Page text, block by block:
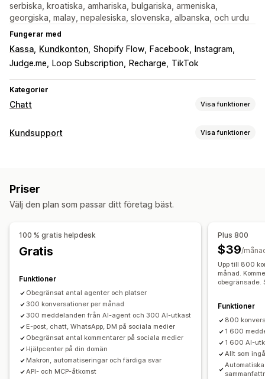
serbiska, kroatiska, amhariska, bulgariska, armeniska,
georgiska, malay, nepalesiska, slovenska, albanska, och urdu
Fungerar med
Kassa Kundkonton Shopify Flow Facebook
Instagram
Judge.me
Loop Subscription Recharge TikTok
Kategorier
Chatt Visa funktioner
Meddelanden i realtid
Automatiserade svar
Vanliga frågor (FAQ)
Hälsningar
Orderuppdateringar
Skicka utskrifter
Anpassning
Välkomstmeddelanden
Chattuppdrag
Chattflöden Agent avatar
Kundsupport Visa funktioner
Hjälpcenter
Enhetlig inkorg
Taggning
Kundaviseringar Feedback-enkäter
Flera butiker Analysverktyg
Priser
Välj den plan som passar ditt företag bäst.
100 % gratis helpdesk
Gratis
Funktioner
Obegränsat antal agenter och platser
300 konversationer per månad
300 meddelanden från AI-agent och 300 AI-utkast
E-post, chatt, WhatsApp, DM på sociala medier
Obegränsat antal kommentarer på sociala medier
Hjälpcenter på din domän
Makron, automatiseringar och färdiga svar
API- och MCP-åtkomst
Plus 800
$39/
Upp till 800
månad.
obegränsade.
Funktioner
800
1 600
1 600 AI-
Allt som